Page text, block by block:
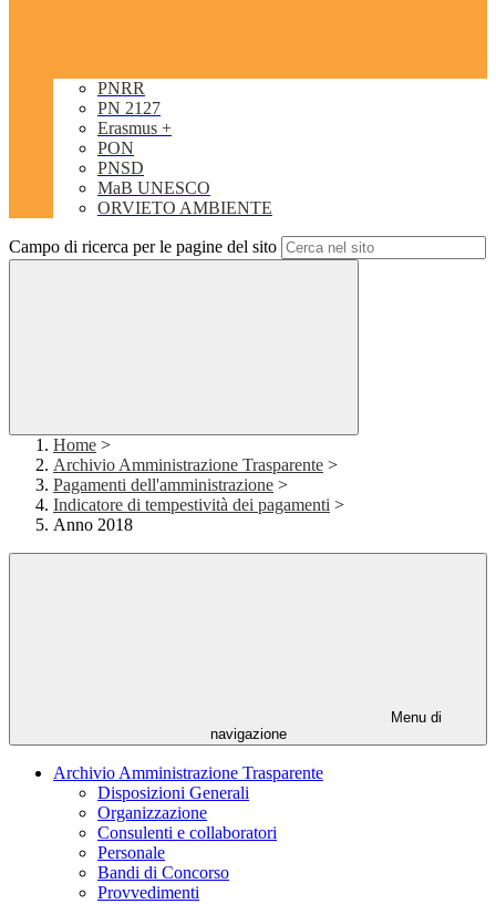
PNRR
PN 2127
Erasmus +
PON
PNSD
MaB UNESCO
ORVIETO AMBIENTE
Campo di ricerca per le pagine del sito
Home >
Archivio Amministrazione Trasparente >
Pagamenti dell'amministrazione >
Indicatore di tempestività dei pagamenti >
Anno 2018
Menu di
navigazione
Archivio Amministrazione Trasparente
Disposizioni Generali
Organizzazione
Consulenti e collaboratori
Personale
Bandi di Concorso
Provvedimenti